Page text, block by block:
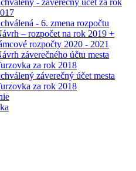
- záverečný účet za rok
- 6. zmena rozpočtu
– rozpočet na rok 2019 +
rozpočty 2020 - 2021
záverečného účtu mesta
za rok 2018
záverečný účet mesta
za rok 2018